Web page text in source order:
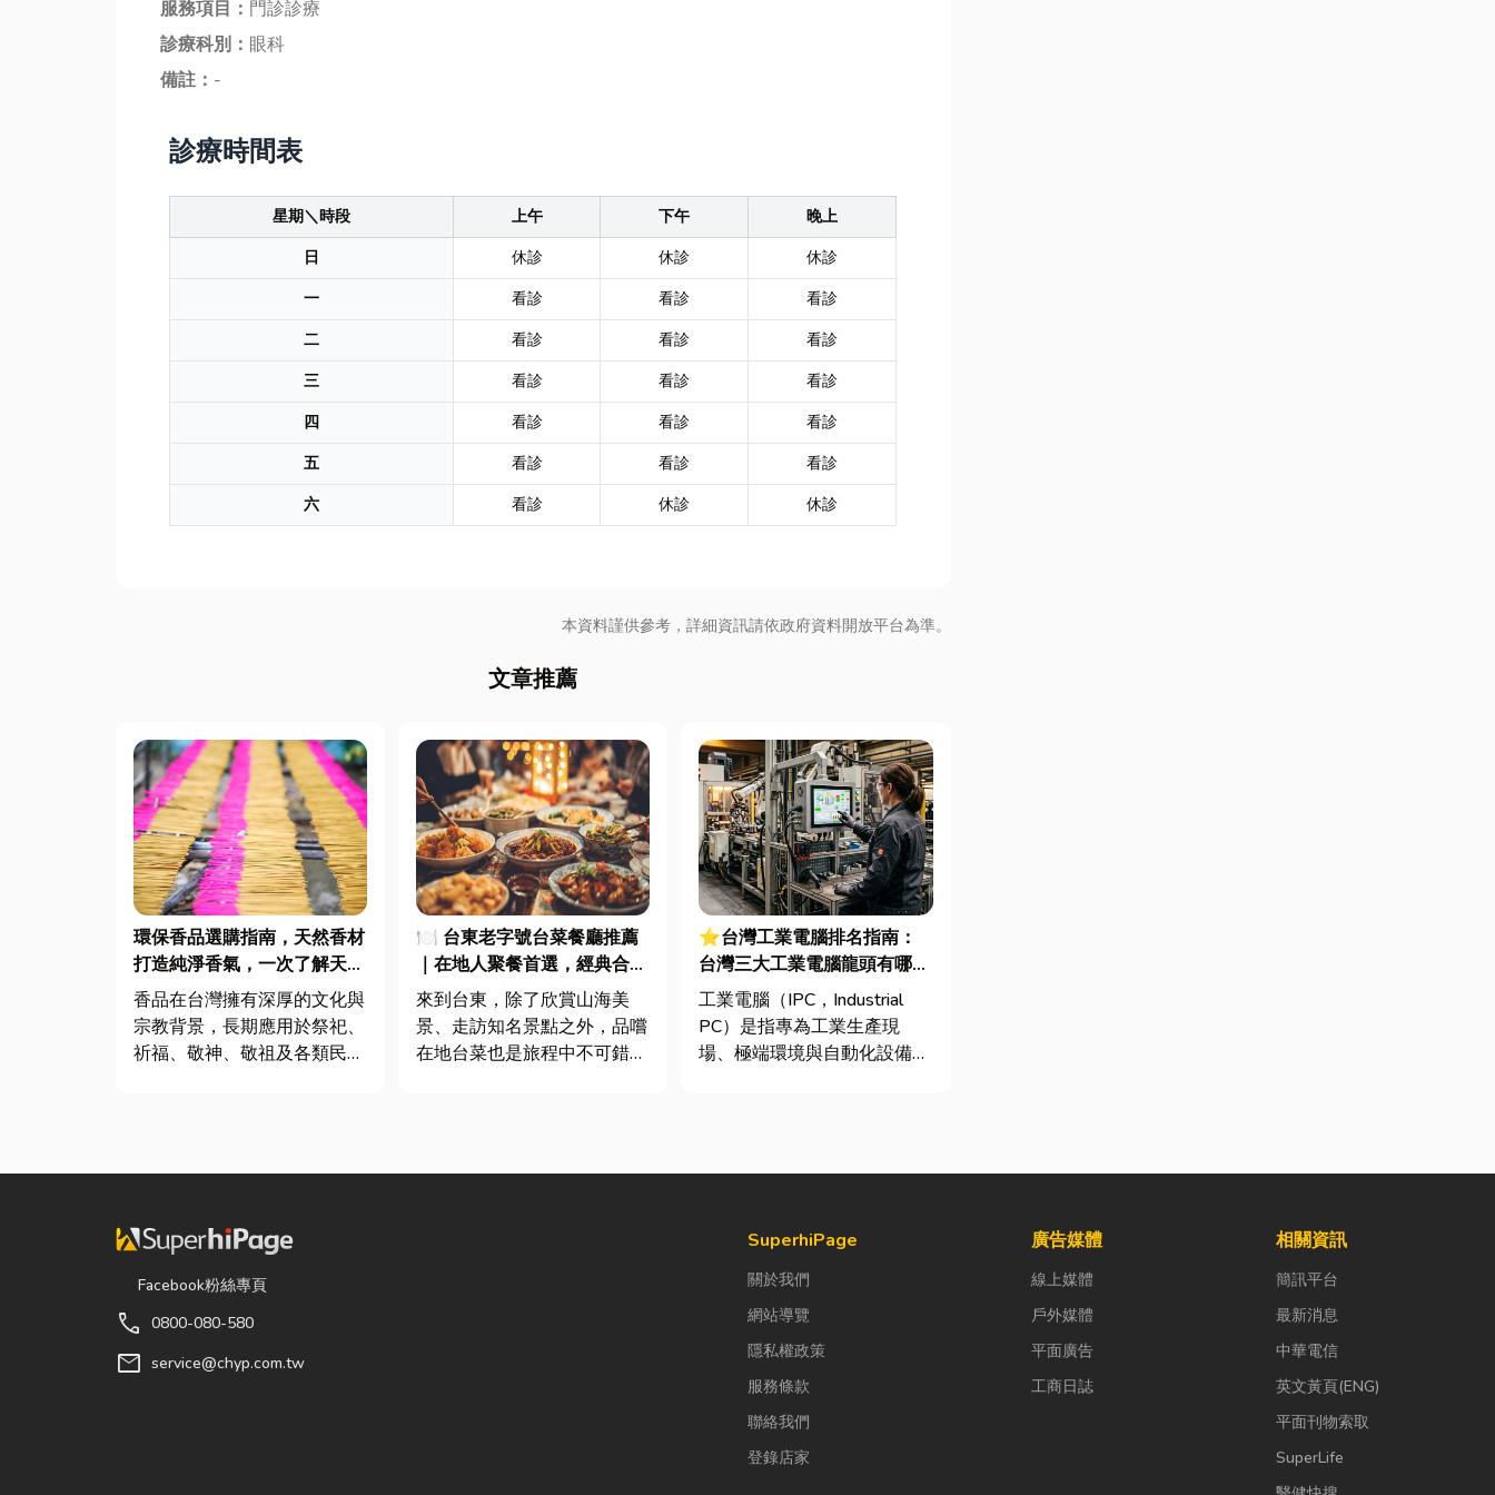
服務項目： 門診診療
診療科別： 眼科
備註： -
診療時間表
星期＼時段 上午 下午
晚上
日
休診 休診
休診
一
看診 看診
看診
二
看診 看診
看診
三
看診 看診
看診
四
看診 看診
看診
五
看診 看診
看診
六
看診 休診 休診
本資料謹供參考，詳細資訊請依政府資料開放平台為準。
文章推薦
環保香品選購指南，天然香材
打造純淨香氣，一次了解天然
低煙香品特色
香品在台灣擁有深厚的文化與
宗教背景，長期應用於祭祀、
祈福、敬神、敬祖及各類民俗
型，從...
🍽️ 台東老字號台菜餐廳推薦
｜在地人聚餐首選，經典合菜
一次滿足
來到台東，除了欣賞山海美
景、走訪知名景點之外，品嚐
在地台菜也是旅程中不可錯過
⭐台灣工業電腦排名指南：
台灣三大工業電腦龍頭有哪
些？工廠採購與品牌選型全解
析
工業電腦（IPC，Industrial
PC）是指專為工業生產現
場、極端環境與自動化設備所
Facebook粉絲專頁
call 0800-080-580
mail service@chyp.com.tw
SuperhiPage
關於我們
網站導覽
隱私權政策
服務條款
聯絡我們
登錄店家
廣告媒體
線上媒體
戶外媒體
平面廣告
工商日誌
相關資訊
簡訊平台
最新消息
中華電信
英文黃頁(ENG)
平面刊物索取
SuperLife